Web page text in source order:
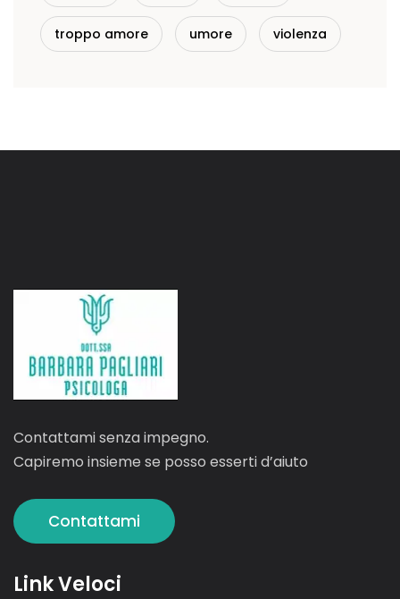
troppo amore umore violenza
Contattami senza impegno.
Capiremo insieme se posso esserti d’aiuto
Contattami
Link Veloci